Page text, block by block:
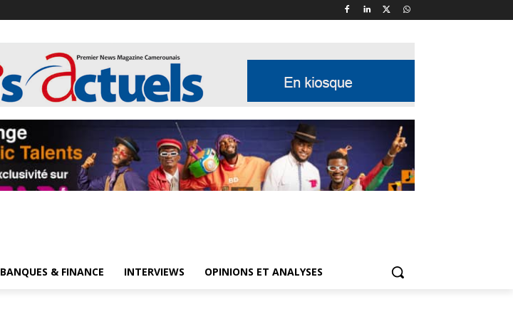
BANQUES & FINANCE INTERVIEWS OPINIONS ET ANALYSES